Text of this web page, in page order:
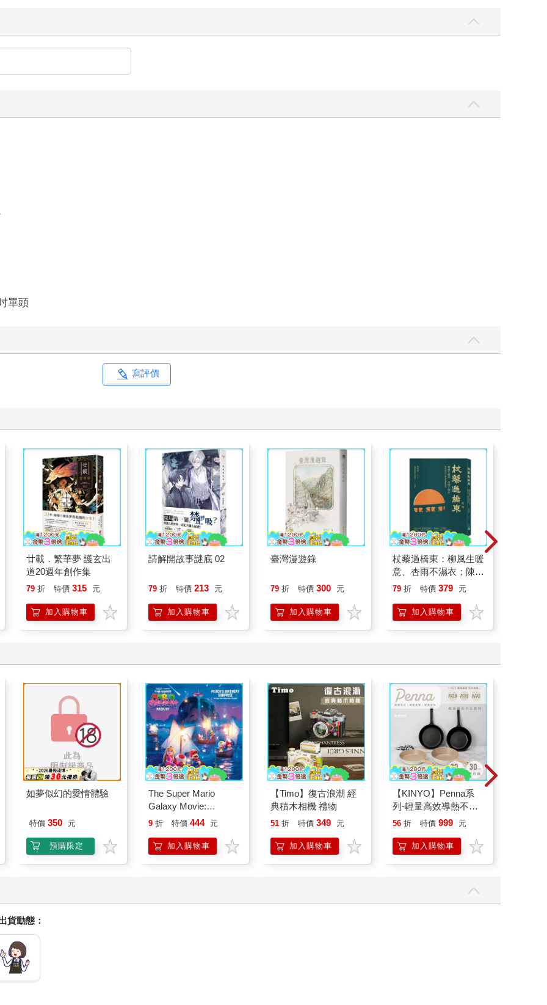
單頭
寫評價
廿載．繁華夢 護玄出
道20週年創作集
79 折 特價 315 元
加入購物車
請解開故事謎底 02
79 折 特價 213 元
加入購物車
臺灣漫遊錄
79 折 特價 300 元
加入購物車
杖藜過橋東：柳風生暖
意、杏雨不濕衣；陳亮
恭談以心轉境的適齡漫
79 折 特價 379 元
加入購物車
如夢似幻的愛情體驗
特價 350 元
預購限定
The Super Mario
Galaxy Movie:
Peach`s Birthday
Mario Galaxy Movie
Storybook
9 折 特價 444 元
加入購物車
【Timo】復古浪潮 經
典積木相機 禮物
51 折 特價 349 元
加入購物車
【KINYO】Penna系
列-輕量高效導熱不沾
平煎鍋30cm
56 折 特價 999 元
加入購物車
貨動態：